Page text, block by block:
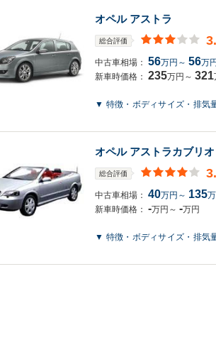
オペル アストラ
総合評価
中古車相場： 56万円～ 56万円
新車時価格： 235万円～ 321
▼ 特徴・ボディサイズ・排気
オペル アストラカブリオ
総合評価
中古車相場： 40万円～ 135
新車時価格： -万円～ -万円
▼ 特徴・ボディサイズ・排気